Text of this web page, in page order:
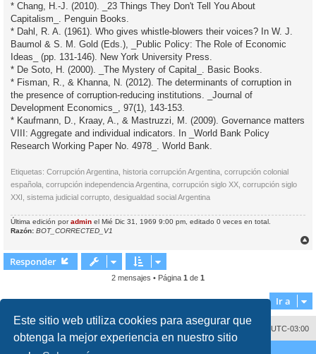
Este sitio web utiliza cookies para asegurar que
obtenga la mejor experiencia en nuestro sitio
* Chang, H.-J. (2010). _23 Things They Don't Tell You About
Capitalism_. Penguin Books.
* Dahl, R. A. (1961). Who gives whistle-blowers their voices? In W. J.
Baumol & S. M. Gold (Eds.), _Public Policy: The Role of Economic
Ideas_ (pp. 131-146). New York University Press.
* De Soto, H. (2000). _The Mystery of Capital_. Basic Books.
* Fisman, R., & Khanna, N. (2012). The determinants of corruption in
the presence of corruption-reducing institutions. _Journal of
Development Economics_, 97(1), 143-153.
* Kaufmann, D., Kraay, A., & Mastruzzi, M. (2009). Governance matters
VIII: Aggregate and individual indicators. In _World Bank Policy
Research Working Paper No. 4978_. World Bank.
Etiquetas: Corrupción Argentina, historia corrupción Argentina, corrupción colonial
española, corrupción independencia Argentina, corrupción siglo XX, corrupción siglo
XXI, sistema judicial corrupto, desigualdad social Argentina
Última edición poradmin el Mié Dic 31, 1969 9:00 pm, editado 0 veces en total.
Razón: BOT_CORRECTED_V1
Responder
2 mensajes • Página 1 de 1
Ir a
Todos los horarios son UTC-03:00
Borrar cookies
Desarrollado por ® Forum Software © phpBB Limited